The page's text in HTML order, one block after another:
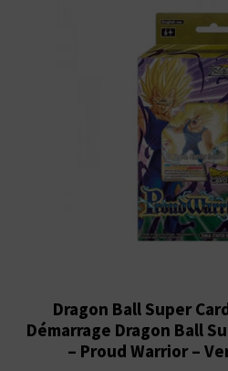
Dragon Ball Super
Démarrage Dragon Ball
– Proud Warrior –